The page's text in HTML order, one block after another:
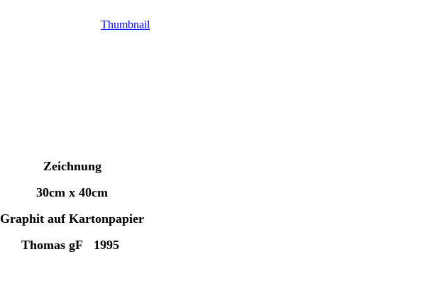
Thumbnail
Zeichnung
30cm x 40cm
Graphit auf Kartonpapier
Thomas gF 1995